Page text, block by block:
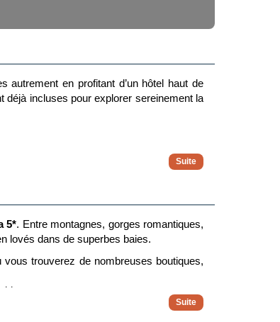
en profitant d’un hôtel haut de
incluses pour explorer sereinement la
et le plaisir de voyager
5*. Entre montagnes, gorges romantiques,
lovés dans de superbes baies.
vous trouverez de nombreuses boutiques,